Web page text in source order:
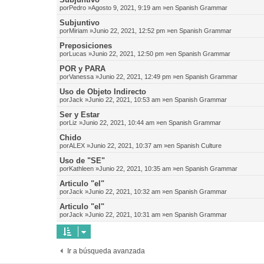
porPedro »Agosto 9, 2021, 9:19 am »en Spanish Grammar
Subjuntivo
porMiriam »Junio 22, 2021, 12:52 pm »en Spanish Grammar
Preposiciones
porLucas »Junio 22, 2021, 12:50 pm »en Spanish Grammar
POR y PARA
porVanessa »Junio 22, 2021, 12:49 pm »en Spanish Grammar
Uso de Objeto Indirecto
porJack »Junio 22, 2021, 10:53 am »en Spanish Grammar
Ser y Estar
porLiz »Junio 22, 2021, 10:44 am »en Spanish Grammar
Chido
porALEX »Junio 22, 2021, 10:37 am »en Spanish Culture
Uso de "SE"
porKathleen »Junio 22, 2021, 10:35 am »en Spanish Grammar
Articulo "el"
porJack »Junio 22, 2021, 10:32 am »en Spanish Grammar
Articulo "el"
porJack »Junio 22, 2021, 10:31 am »en Spanish Grammar
Ir a búsqueda avanzada